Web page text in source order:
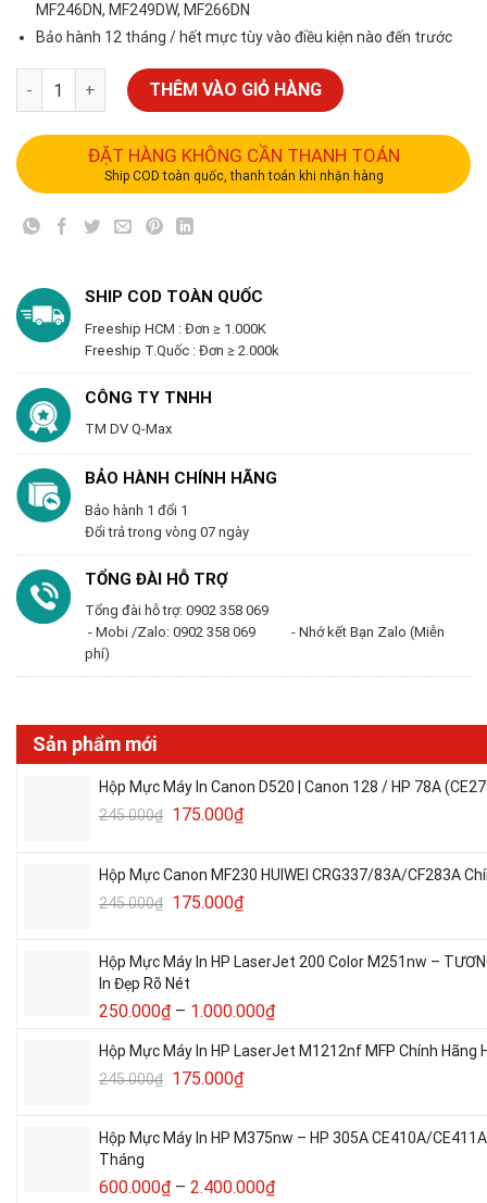
MF246DN, MF249DW, MF266DN
Bảo hành 12 tháng / hết mực tùy vào điều kiện nào đến trước
THÊM VÀO GIỎ HÀNG
ĐẶT HÀNG KHÔNG CẦN THANH TOÁN
Ship COD toàn quốc, thanh toán khi nhận hàng
SHIP COD TOÀN QUỐC
Freeship HCM : Đơn ≥ 1.000K
Freeship T.Quốc : Đơn ≥ 2.000k
CÔNG TY TNHH
TM DV Q-Max
BẢO HÀNH CHÍNH HÃNG
Bảo hành 1 đổi 1
Đổi trả trong vòng 07 ngày
TỔNG ĐÀI HỖ TRỢ
Tổng đài hỗ trợ: 0902 358 069
- Mobi /Zalo: 0902 358 069 - Nhớ kết Bạn Zalo (Miễn
phí)
Sản phẩm mới
Hộp Mực Máy In Canon D520 | Canon 128 / HP 78A
245.000₫ 175.000₫
Hộp Mực Canon MF230 HUIWEI CRG337/83A/CF283A
245.000₫ 175.000₫
Hộp Mực Máy In HP LaserJet 200 Color M251nw –
In Đẹp Rõ Nét
250.000₫ – 1.000.000₫
Hộp Mực Máy In HP LaserJet M1212nf MFP Chính
245.000₫ 175.000₫
Hộp Mực Máy In HP M375nw – HP 305A CE410A/
Tháng
600.000₫ – 2.400.000₫